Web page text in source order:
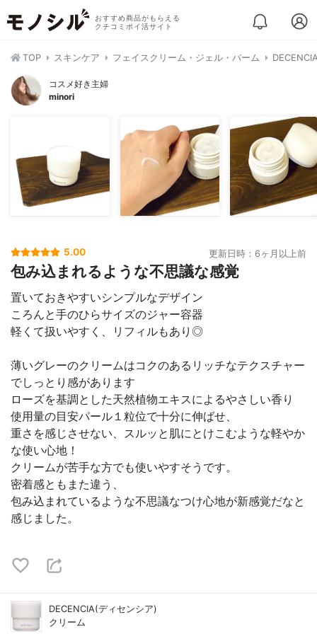
おすすめ商品がもらえる
クチコミポイ活サイト
TOP スキンケア フェイスクリーム・ジェル・バーム
コスメ好き主婦
minori
5.00 更新日時：6ヶ月以上前
包み込まれるような不思議な感覚
置いておきやすいシンプルなデザイン
ころんと手のひらサイズのジャー容器
軽くて扱いやすく、リフィルもあり◎
薄いグレーのクリームはコクのあるリッチなテクスチャー
でしっとり感があります
ローズを基調とした天然植物エキスによるやさしい香り
使用量の目安パール１粒位で十分に伸ばせ、
重さを感じさせない、スルッと肌にとけこむような軽やか
な使い心地！
クリームが苦手な方でも使いやすそうです。
密着感ともまた違う、
包み込まれているような不思議なつけ心地が新感覚だなと
感じました。
DECENCIA(ディセンシア)
クリーム